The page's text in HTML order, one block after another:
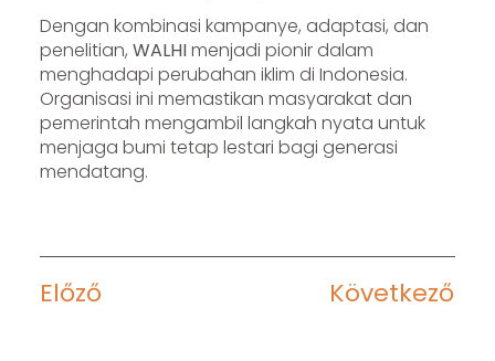
Dengan kombinasi kampanye, adaptasi, dan
penelitian, WALHImenjadi pionir dalam
menghadapi perubahan iklim di Indonesia.
Organisasi ini memastikan masyarakat dan
pemerintah mengambil langkah nyata untuk
menjaga bumi tetap lestari bagi generasi
mendatang.
Előző Következő